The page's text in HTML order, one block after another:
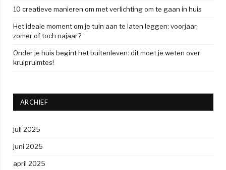
10 creatieve manieren om met verlichting om te gaan in huis
Het ideale moment om je tuin aan te laten leggen: voorjaar,
zomer of toch najaar?
Onder je huis begint het buitenleven: dit moet je weten over
kruipruimtes!
ARCHIEF
juli 2025
juni 2025
april 2025